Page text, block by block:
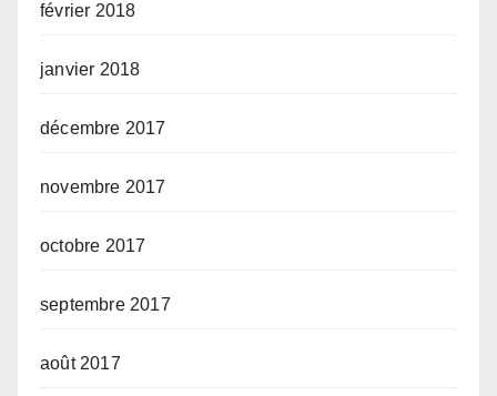
février 2018
janvier 2018
décembre 2017
novembre 2017
octobre 2017
septembre 2017
août 2017